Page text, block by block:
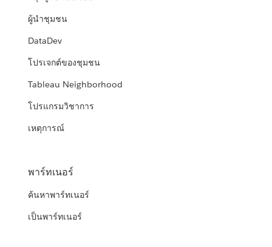
ผู้นำชุมชน
DataDev
โปรเจกต์ของชุมชน
Tableau Neighborhood
โปรแกรมวิชาการ
เหตุการณ์
พาร์ทเนอร์
ค้นหาพาร์ทเนอร์
เป็นพาร์ทเนอร์